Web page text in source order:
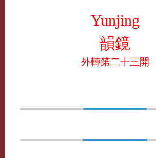
Yunjing
韻鏡
外轉笫二十三開